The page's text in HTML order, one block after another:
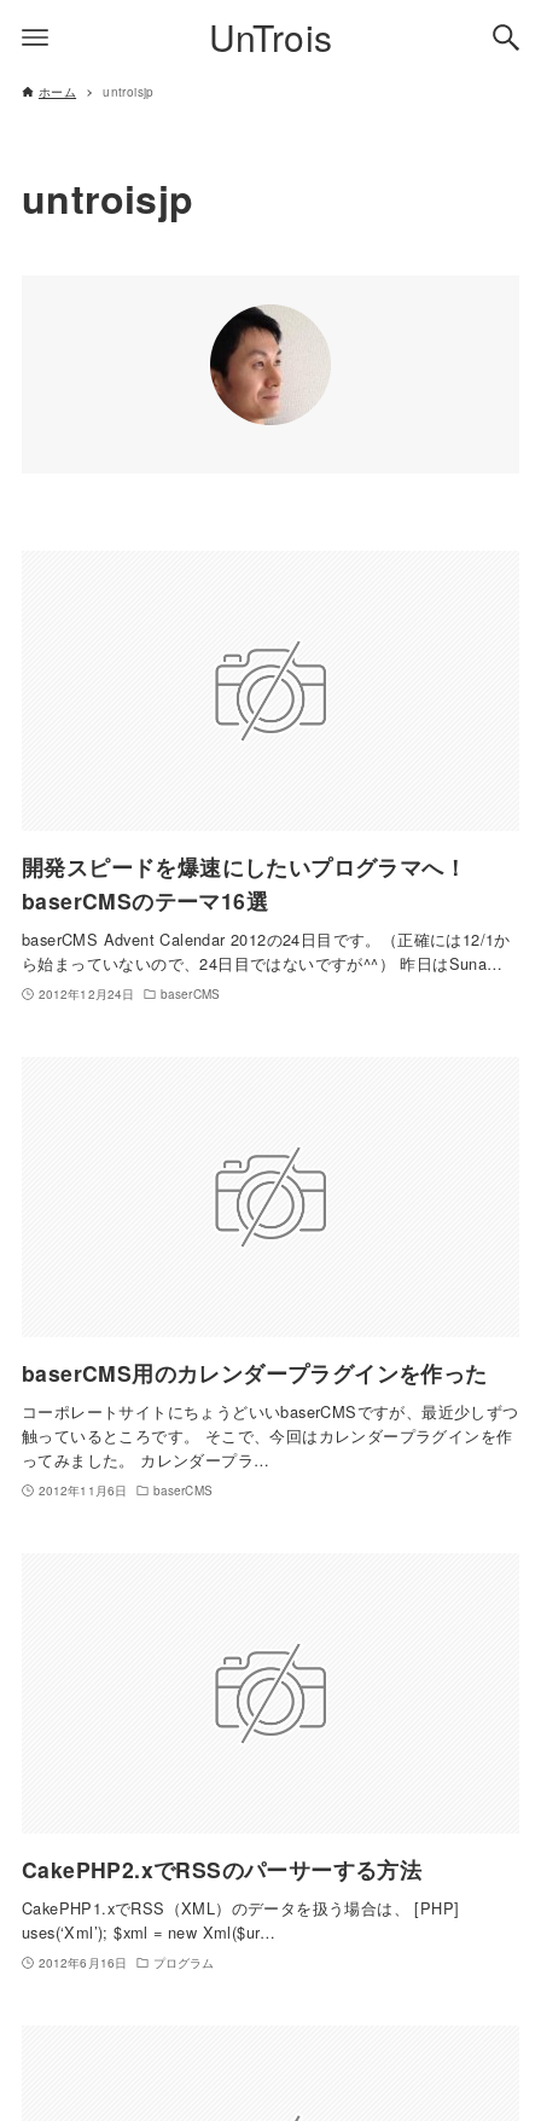
UnTrois
ホーム untroisjp
untroisjp
開発スピードを爆速にしたいプログラマへ！
baserCMSのテーマ16選
baserCMS Advent Calendar 2012の24日目です。（正確には12/1か
ら始まっていないので、24日目ではないですが^^） 昨日はSuna…
2012年12月24日 baserCMS
baserCMS用のカレンダープラグインを作った
コーポレートサイトにちょうどいいbaserCMSですが、最近少しずつ
触っているところです。 そこで、今回はカレンダープラグインを作
ってみました。 カレンダープラ…
2012年11月6日 baserCMS
CakePHP2.xでRSSのパーサーする方法
CakePHP1.xでRSS（XML）のデータを扱う場合は、 [PHP]
uses(‘Xml’); $xml = new Xml($ur…
2012年6月16日 プログラム